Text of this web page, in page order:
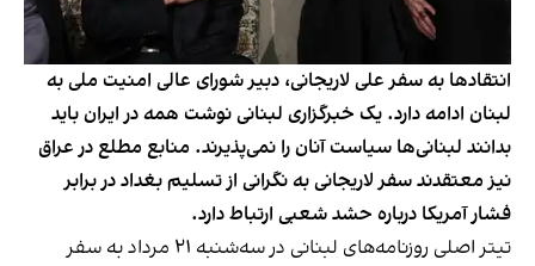
انتقادها به سفر علی لاریجانی، دبیر شورای عالی امنیت ملی به
لبنان ادامه دارد. یک خبرگزاری لبنانی نوشت همه در ایران باید
بدانند لبنانی‌ها سیاست آنان را نمی‌پذیرند. منابع مطلع در عراق
نیز معتقدند سفر لاریجانی به نگرانی از تسلیم بغداد در برابر
فشار آمریکا درباره حشد شعبی ارتباط دارد.
تیتر اصلی روزنامه‌های لبنانی در سه‌شنبه ۲۱ مرداد به سفر